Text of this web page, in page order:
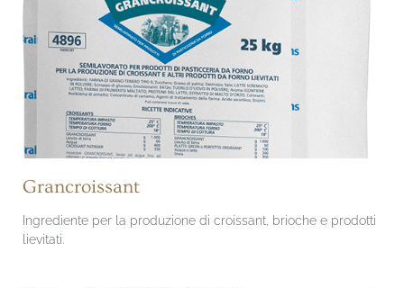
Grancroissant
Ingrediente per la produzione di croissant, brioche e prodotti
lievitati.